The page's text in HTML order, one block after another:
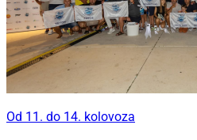
Od 11. do 14. kolovoza